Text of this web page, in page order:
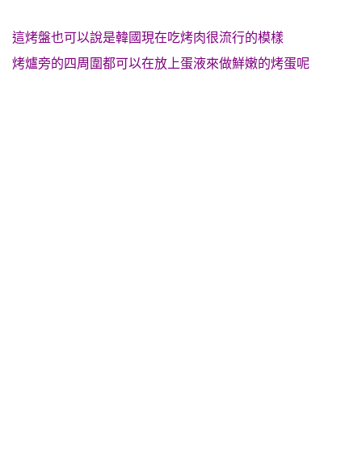
這烤盤也可以說是韓國現在吃烤肉很流行的模樣
烤爐旁的四周圍都可以在放上蛋液來做鮮嫩的烤蛋呢